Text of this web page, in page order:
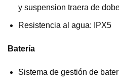
y suspension traera de
Resistencia al agua: IPX5
Batería
Sistema de gestión de